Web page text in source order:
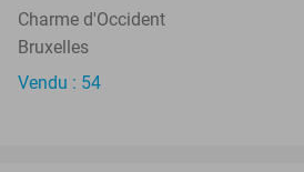
Charme d'Occident
Bruxelles
Vendu : 54